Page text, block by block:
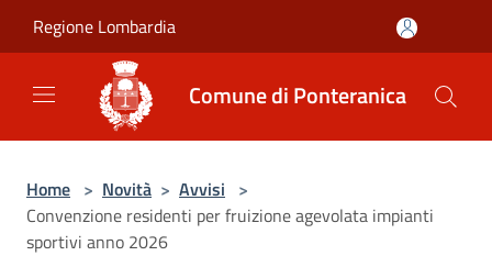
Regione Lombardia
Comune di Ponteranica
Home > Novità > Avvisi >
Convenzione residenti per fruizione agevolata impianti
sportivi anno 2026